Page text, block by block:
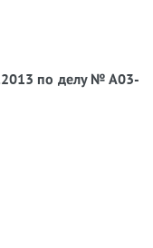
по делу № А03-